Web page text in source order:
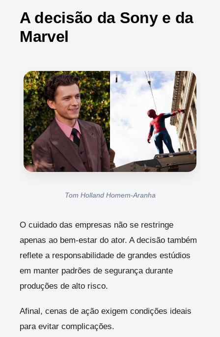
A decisão da Sony e da
Marvel
Tom Holland Homem-Aranha
O cuidado das empresas não se restringe
apenas ao bem-estar do ator. A decisão também
reflete a responsabilidade de grandes estúdios
em manter padrões de segurança durante
produções de alto risco.
Afinal, cenas de ação exigem condições ideais
para evitar complicações.